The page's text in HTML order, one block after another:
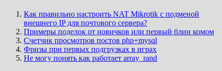
Как правильно настроить NAT Mikrotik с подменой
внешнего IP для почтового сервера?
Примеры поделок от новичков или первый блин комом
Счетчик просмотров постов php+mysql
Фризы при первых подгрузках в играх
Не могу понять как работает array_rand